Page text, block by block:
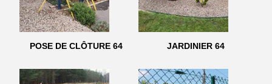
POSE DE CLÔTURE 64 JARDINIER 64